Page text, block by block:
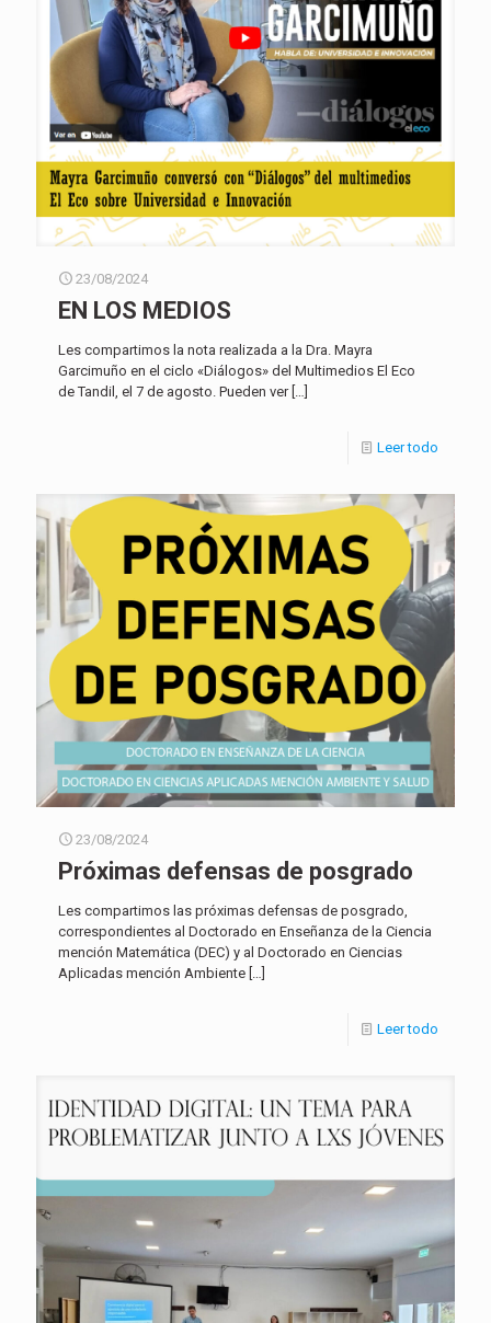
23/08/2024
EN LOS MEDIOS
Les compartimos la nota realizada a la Dra. Mayra
Garcimuño en el ciclo «Diálogos» del Multimedios El Eco
de Tandil, el 7 de agosto. Pueden ver[…]
Leer todo
23/08/2024
Próximas defensas de posgrado
Les compartimos las próximas defensas de posgrado,
correspondientes al Doctorado en Enseñanza de la Ciencia
mención Matemática (DEC) y al Doctorado en Ciencias
Aplicadas mención Ambiente […]
Leer todo